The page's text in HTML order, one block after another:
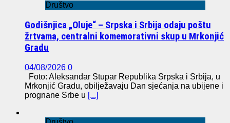
Društvo
Godišnjica „Oluje“ – Srpska i Srbija odaju poštu
žrtvama, centralni komemorativni skup u Mrkonjić
Gradu
04/08/2026 0
Foto: Aleksandar Stupar Republika Srpska i Srbija, u
Mrkonjić Gradu, obilježavaju Dan sjećanja na ubijene i
prognane Srbe u [...]